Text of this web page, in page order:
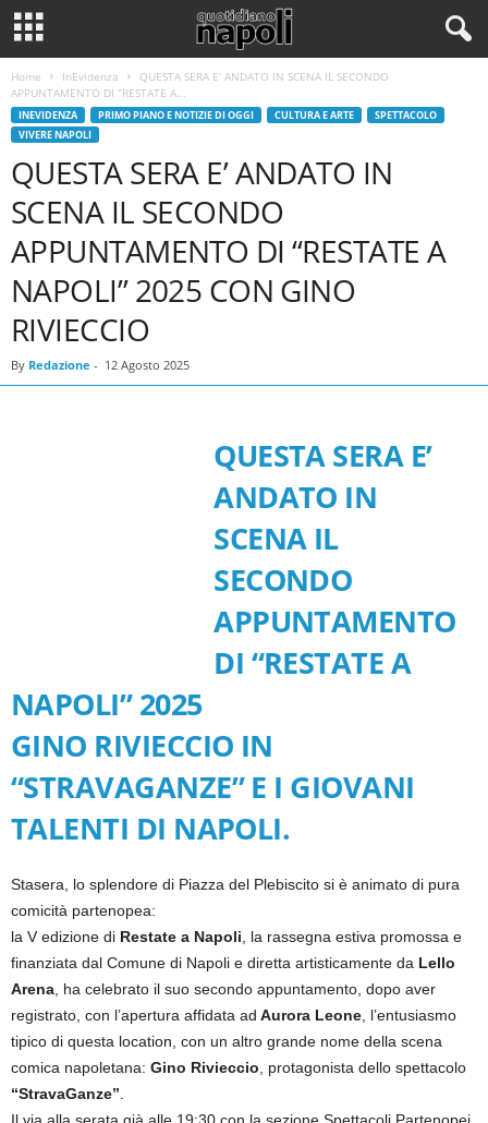
Home InEvidenza
QUESTA SERA E’ ANDATO IN SCENA IL SECONDO
APPUNTAMENTO DI “RESTATE A...
INEVIDENZA PRIMO PIANO E NOTIZIE DI OGGI CULTURA E ARTE
SPETTACOLO
VIVERE NAPOLI
QUESTA SERA E’ ANDATO IN
SCENA IL SECONDO
APPUNTAMENTO DI “RESTATE A
NAPOLI” 2025 CON GINO
RIVIECCIO
By Redazione - 12 Agosto 2025
QUESTA SERA E’
ANDATO IN
SCENA IL
SECONDO
APPUNTAMENTO
DI “RESTATE A
NAPOLI” 2025
GINO RIVIECCIO IN
“STRAVAGANZE” E I GIOVANI
TALENTI DI NAPOLI.
Stasera, lo splendore di Piazza del Plebiscito si è animato di pura
comicità partenopea:
la V edizione di Restate a Napoli , la rassegna estiva promossa e
finanziata dal Comune di Napoli e diretta artisticamente da Lello
Arena , ha celebrato il suo secondo appuntamento, dopo aver
registrato, con l’apertura affidata ad Aurora Leone , l’entusiasmo
tipico di questa location, con un altro grande nome della scena
comica napoletana: Gino Rivieccio , protagonista dello spettacolo
“StravaGanze”